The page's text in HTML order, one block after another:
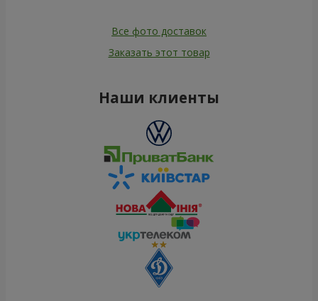
Все фото доставок
Заказать этот товар
Наши клиенты